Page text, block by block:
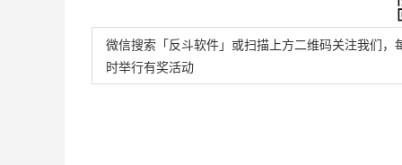
微信搜索「反斗软件」或扫描上方二维码关注我们
时举行有奖活动